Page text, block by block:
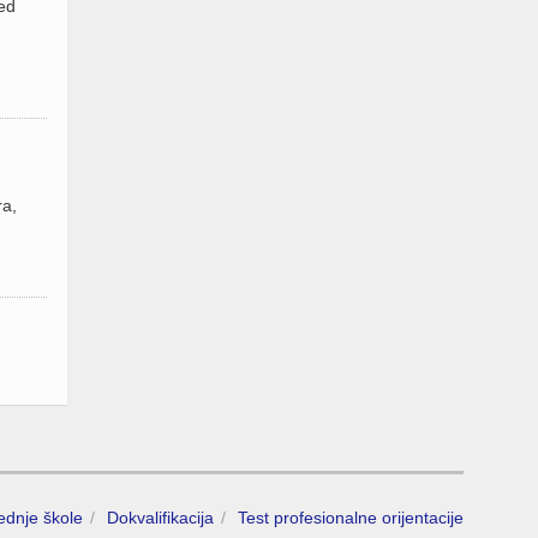
škole Dokvalifikacija Test profesionalne orijentacije